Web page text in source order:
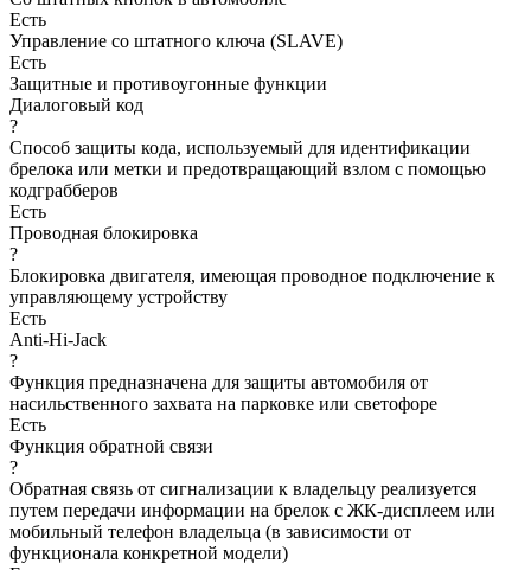
Есть
Управление со штатного ключа (SLAVE)
Есть
Защитные и противоугонные функции
Диалоговый код
?
Способ защиты кода, используемый для идентификации
брелока или метки и предотвращающий взлом с помощью
кодграбберов
Есть
Проводная блокировка
?
Блокировка двигателя, имеющая проводное подключение к
управляющему устройству
Есть
Anti-Hi-Jack
?
Функция предназначена для защиты автомобиля от
насильственного захвата на парковке или светофоре
Есть
Функция обратной связи
?
Обратная связь от сигнализации к владельцу реализуется
путем передачи информации на брелок с ЖК-дисплеем или
мобильный телефон владельца (в зависимости от
функционала конкретной модели)